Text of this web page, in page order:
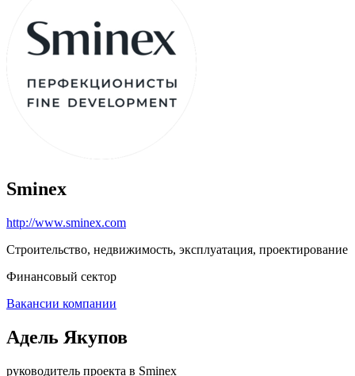
Sminex
http://www.sminex.com
Строительство, недвижимость, эксплуатация, проектирование
Финансовый сектор
Вакансии компании
Адель Якупов
руководитель проекта в Sminex